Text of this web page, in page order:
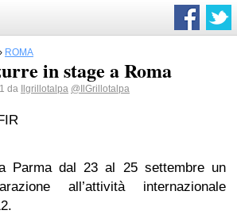
› ROMA
in stage a Roma
da Ilgrillotalpa @IlGrillotalpa
Parma dal 23 al 25 settembre un
all’attività internazionale